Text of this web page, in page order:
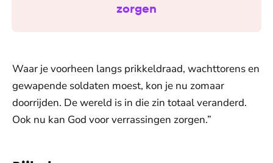
zorgen
Waar je voorheen langs prikkeldraad, wachttorens en
gewapende soldaten moest, kon je nu zomaar
doorrijden. De wereld is in die zin totaal veranderd.
Ook nu kan God voor verrassingen zorgen.”